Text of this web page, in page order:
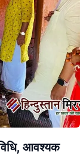
आवश्यक